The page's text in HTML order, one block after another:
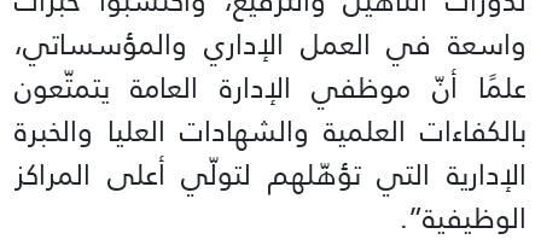
واسعة في العمل الإداري والمؤسساتي،
علمًا أنّ موظفي الإدارة العامة يتمتّعون
بالكفاءات العلمية والشهادات العليا والخبرة
الإدارية التي تؤهّلهم لتولّي أعلى المراكز
الوظيفية”.